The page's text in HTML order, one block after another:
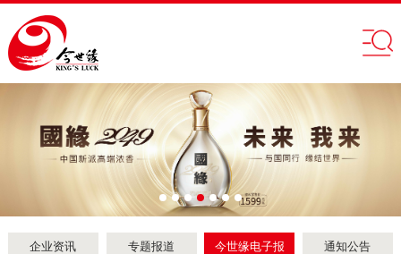
企业资讯 专题报道 今世缘电子报 通知公告